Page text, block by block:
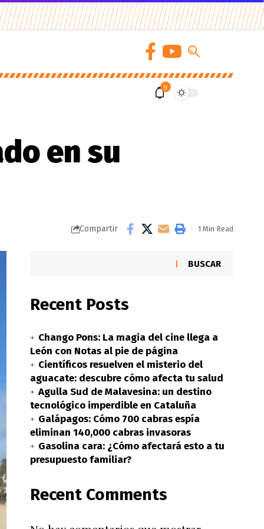
9
en su
Compartir 1 Min Read
BUSCAR
Recent Posts
Chango Pons: La magia del cine llega a
León con Notas al pie de página
Científicos resuelven el misterio del
aguacate: descubre cómo afecta tu salud
Agulla Sud de Malavesina: un destino
tecnológico imperdible en Cataluña
Galápagos: Cómo 700 cabras espía
eliminan 140,000 cabras invasoras
Gasolina cara: ¿Cómo afectará esto a tu
presupuesto familiar?
Recent Comments